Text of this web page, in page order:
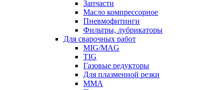
Запчасти
Масло компрессорное
Пневмофитинги
Фильтры, лубрикаторы
Для сварочных работ
MIG/MAG
TIG
Газовые редукторы
Для плазменной резки
ММА